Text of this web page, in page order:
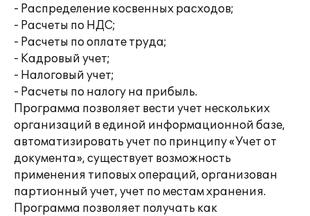
- Распределение косвенных расходов;
- Расчеты по НДС;
- Расчеты по оплате труда;
- Кадровый учет;
- Налоговый учет;
- Расчеты по налогу на прибыль.
Программа позволяет вести учет нескольких
организаций в единой информационной базе,
автоматизировать учет по принципу «Учет от
документа», существует возможность
применения типовых операций, организован
партионный учет, учет по местам хранения.
Программа позволяет получать как